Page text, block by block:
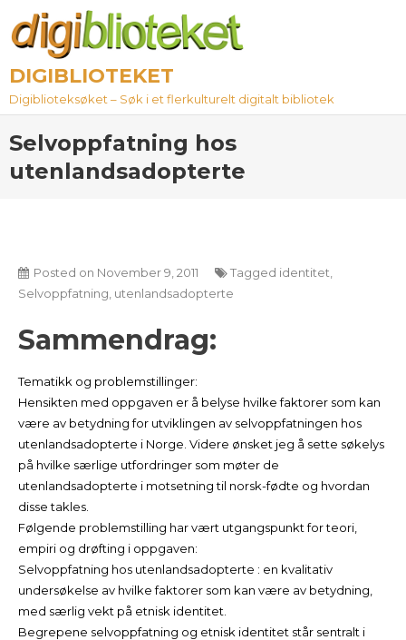
content
DIGIBLIOTEKET
Digiblioteksøket – Søk i et flerkulturelt digitalt bibliotek
Selvoppfatning hos
utenlandsadopterte
Posted on November 9, 2011 Tagged identitet
Selvoppfatning utenlandsadopterte
Sammendrag:
Tematikk og problemstillinger:
Hensikten med oppgaven er å belyse hvilke faktorer som kan
være av betydning for utviklingen av selvoppfatningen hos
utenlandsadopterte i Norge. Videre ønsket jeg å sette søkelys
på hvilke særlige utfordringer som møter de
utenlandsadopterte i motsetning til norsk-fødte og hvordan
disse takles.
Følgende problemstilling har vært utgangspunkt for teori,
empiri og drøfting i oppgaven:
Selvoppfatning hos utenlandsadopterte : en kvalitativ
undersøkelse av hvilke faktorer som kan være av betydning,
med særlig vekt på etnisk identitet.
Begrepene selvoppfatning og etnisk identitet står sentralt i